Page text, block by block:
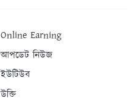
Online Earning
আপডেট নিউজ
ইউটিউব
উক্তি